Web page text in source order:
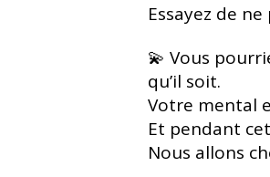
Essayez de
💫 Vous
qu’il soit.
Votre mental
Et pendant
Nous allons